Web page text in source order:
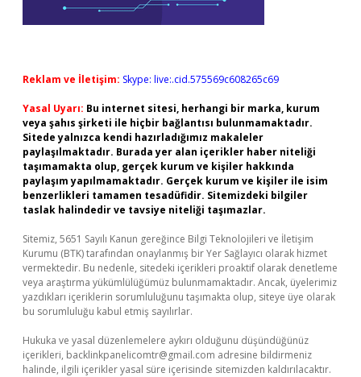
Reklam ve İletişim: Skype: live:.cid.575569c608265c69
Yasal Uyarı: Bu internet sitesi, herhangi bir marka, kurum
veya şahıs şirketi ile hiçbir bağlantısı bulunmamaktadır.
Sitede yalnızca kendi hazırladığımız makaleler
paylaşılmaktadır. Burada yer alan içerikler haber niteliği
taşımamakta olup, gerçek kurum ve kişiler hakkında
paylaşım yapılmamaktadır. Gerçek kurum ve kişiler ile isim
benzerlikleri tamamen tesadüfidir. Sitemizdeki bilgiler
taslak halindedir ve tavsiye niteliği taşımazlar.
Sitemiz, 5651 Sayılı Kanun gereğince Bilgi Teknolojileri ve İletişim
Kurumu (BTK) tarafından onaylanmış bir Yer Sağlayıcı olarak hizmet
vermektedir. Bu nedenle, sitedeki içerikleri proaktif olarak denetleme
veya araştırma yükümlülüğümüz bulunmamaktadır. Ancak, üyelerimiz
yazdıkları içeriklerin sorumluluğunu taşımakta olup, siteye üye olarak
bu sorumluluğu kabul etmiş sayılırlar.
Hukuka ve yasal düzenlemelere aykırı olduğunu düşündüğünüz
içerikleri, backlinkpanelicomtr@gmail.com adresine bildirmeniz
halinde, ilgili içerikler yasal süre içerisinde sitemizden kaldırılacaktır.